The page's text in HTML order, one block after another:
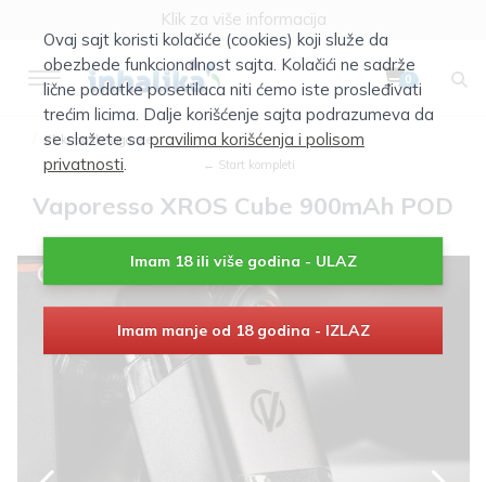
Klik za više informacija
0
Elektronske cigarete
← Start kompleti
Vaporesso XROS Cube 900mAh POD
Ovaj sajt koristi kolačiće (cookies) koji služe da
obezbede funkcionalnost sajta. Kolačići ne sadrže
lične podatke posetilaca niti ćemo iste prosleđivati
trećim licima. Dalje korišćenje sajta podrazumeva da
se slažete sapravilima korišćenja i polisom
privatnosti.
Imam 18 ili više godina - ULAZ
Imam manje od 18 godina - IZLAZ